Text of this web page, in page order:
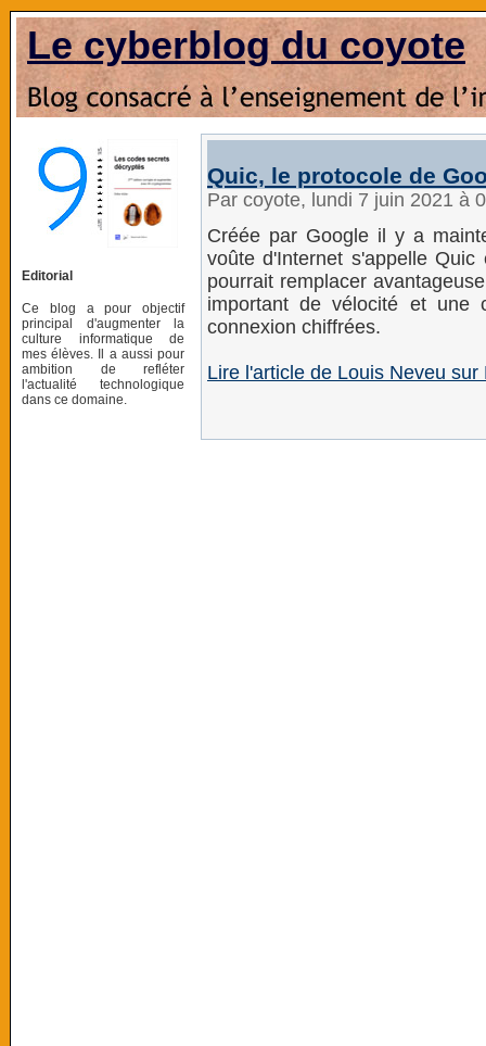
Le cyberblog du coyote
Editorial
Ce blog a pour objectif
principal d'augmenter la
culture informatique de
mes élèves. Il a aussi pour
ambition de refléter
l'actualité technologique
dans ce domaine.
Quic, le protocole de
Par coyote, lundi 7 juin 2021 à
Créée par Google il y a
voûte d'Internet s'appelle
pourrait remplacer
important de vélocité et une
connexion chiffrées.
Lire l'article de Louis Neveu sur